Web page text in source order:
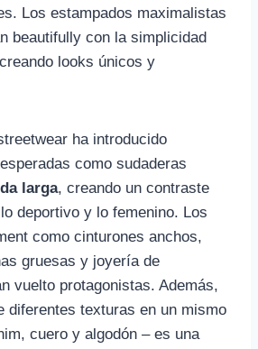
Los estampados maximalistas
beautifully con la simplicidad
looks únicos y
ha introducido
como sudaderas
larga, creando un contraste
deportivo y lo femenino. Los
como cinturones anchos,
gruesas y joyería de
vuelto protagonistas. Además,
diferentes texturas en un mismo
cuero y algodón – es una